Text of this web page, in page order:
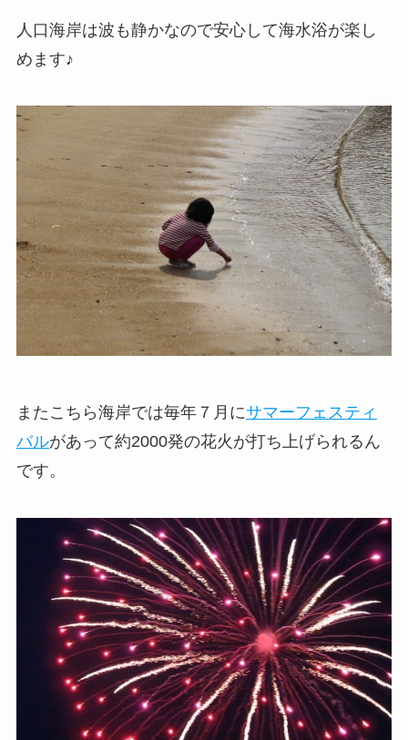
人口海岸は波も静かなので安心して海水浴が楽し
めます♪
またこちら海岸では毎年７月にサマーフェスティ
バルがあって約2000発の花火が打ち上げられるん
です。